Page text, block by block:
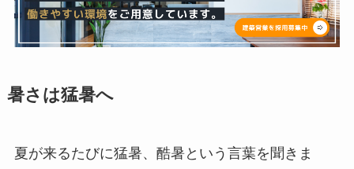
暑さは猛暑へ
夏が来るたびに猛暑、酷暑という言葉を聞きま